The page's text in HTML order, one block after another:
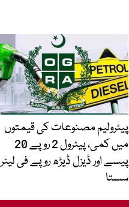
پیٹرولیم مصنوعات کی قیمتوں
میں کمی، پیٹرول 2 روپے 20
پیسے اور ڈیزل ڈیڑھ روپے فی لیٹر
سستا